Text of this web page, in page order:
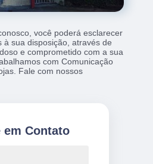
você poderá esclarecer
à sua disposição, através de
e comprometido com a sua
com Comunicação
Fale com nossos
em Contato